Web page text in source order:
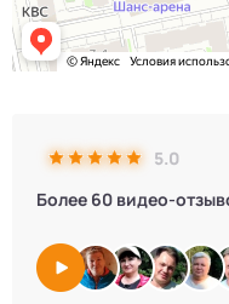
5.0
Более 60 видео-